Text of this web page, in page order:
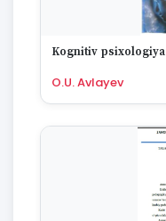
Kognitiv psixologiya
O.U. Avlayev